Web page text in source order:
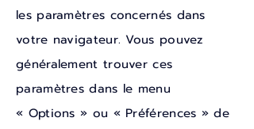
les paramètres concernés dans
votre navigateur. Vous pouvez
généralement trouver ces
paramètres dans le menu
« Options » ou « Préférences » de